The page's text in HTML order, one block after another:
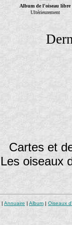
Album de l'oiseau libre
Ultérieurement
Cartes et
Les oiseaux
Annuaire Album Oiseaux